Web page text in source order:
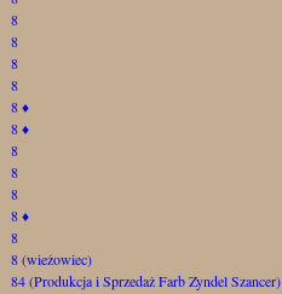
8
8
8
8
8♦
8♦
8
8
8
8♦
8
8 (wieżowiec)
84 (Produkcja i Sprzedaż Farb Zyndel Szancer)